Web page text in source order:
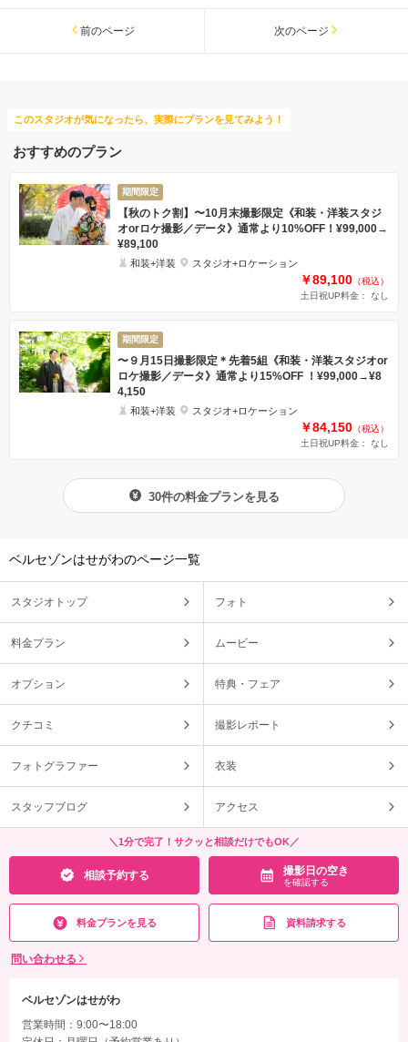
前のページ 次のページ
このスタジオが気になったら、実際にプランを見てみよう！
おすすめのプラン
期間限定
【秋のトク割】〜10月末撮影限定《和装・洋装スタジ
オorロケ撮影／データ》通常より10%OFF！¥99,000→
¥89,100
和装+洋装 スタジオ+ロケーション
￥89,100 （税込）
土日祝UP料金： なし
期間限定
〜９月15日撮影限定＊先着5組《和装・洋装スタジオor
ロケ撮影／データ》通常より15%OFF ！¥99,000→¥8
4,150
和装+洋装 スタジオ+ロケーション
￥84,150 （税込）
土日祝UP料金： なし
30件の料金プランを見る
ベルセゾンはせがわのページ一覧
スタジオトップ フォト
料金プラン ムービー
オプション 特典・フェア
クチコミ 撮影レポート
フォトグラファー 衣装
スタッフブログ アクセス
＼1分で完了！サクッと相談だけでもOK／
相談予約する 撮影日の空き
を確認する
料金プランを見る 資料請求する
問い合わせる
ベルセゾンはせがわ
営業時間：9:00〜18:00